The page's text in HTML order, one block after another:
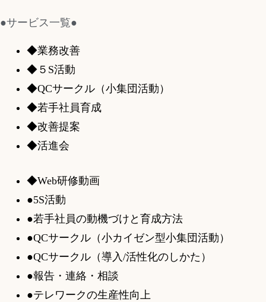
●サービス一覧●
◆業務改善
◆５S活動
◆QCサークル（小集団活動）
◆若手社員育成
◆改善提案
◆活進会
◆Web研修動画
●5S活動
●若手社員の動機づけと育成方法
●QCサークル（小カイゼン型小集団活動）
●QCサークル（導入/活性化のしかた）
●報告・連絡・相談
●テレワークの生産性向上